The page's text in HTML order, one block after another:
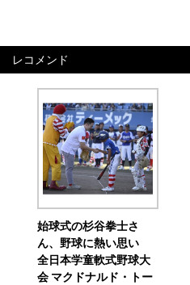
レコメンド
始球式の杉谷拳士さ
ん、野球に熱い思い
全日本学童軟式野球大
会 マクドナルド・トー